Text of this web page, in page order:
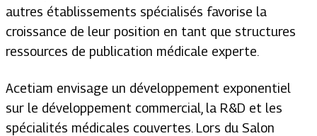
autres établissements spécialisés favorise la
croissance de leur position en tant que structures
ressources de publication médicale experte.
Acetiam envisage un développement exponentiel
sur le développement commercial, la R&D et les
spécialités médicales couvertes. Lors du Salon